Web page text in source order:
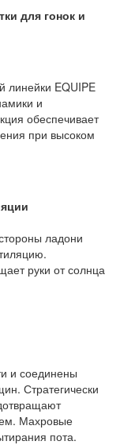
для гонок и
линейки EQUIPE
и
обеспечивает
при высоком
ладони
руки от солнца
и соединены
Стратегически
Махровые
пота.